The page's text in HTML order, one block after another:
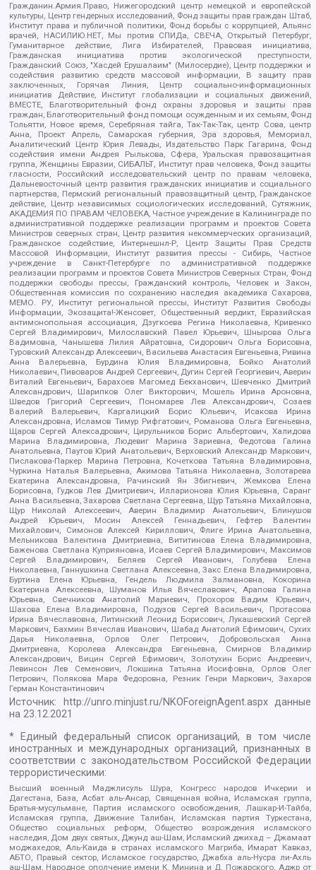
Гражданин.Армия.Право, Нижегородский центр немецкой и европейской
культуры, Центр гендерных исследований, Фонд защиты прав граждан Штаб,
Институт права и публичной политики, Фонд борьбы с коррупцией, Альянс
врачей, НАСИЛИЮ.НЕТ, Мы против СПИДа, СВЕЧА, Открытый Петербург,
Гуманитарное действие, Лига Избирателей, Правовая инициатива,
Гражданская инициатива против экологической преступности,
Гражданский Союз, "Хасдей Ерушалаим" (Милосердие), Центр поддержки и
содействия развитию средств массовой информации, В защиту прав
заключенных, Горячая Линия, Центр социально-информационных
инициатив Действие, Институт глобализации и социальных движений,
ВМЕСТЕ, Благотворительный фонд охраны здоровья и защиты прав
граждан, Благотворительный фонд помощи осужденным и их семьям, Фонд
Тольятти, Новое время, Серебряная тайга, Так-Так-Так, центр Сова, центр
Анна, Проект Апрель, Самарская губерния, Эра здоровья, Мемориал,
Аналитический Центр Юрия Левады, Издательство Парк Гагарина, Фонд
содействия имени Андрея Рылькова, Сфера, Уральская правозащитная
группа, Женщины Евразии, СИБАЛЬТ, Институт прав человека, Фонд защиты
гласности, Российский исследовательский центр по правам человека,
Дальневосточный центр развития гражданских инициатив и социального
партнерства, Пермский региональный правозащитный центр, Гражданское
действие, Центр независимых социологических исследований, Сутяжник,
АКАДЕМИЯ ПО ПРАВАМ ЧЕЛОВЕКА, Частное учреждение в Калининграде по
административной поддержке реализации программ и проектов Совета
Министров северных стран, Центр развития некоммерческих организаций,
Гражданское содействие, Интернешнл-Р, Центр Защиты Прав Средств
Массовой Информации, Институт развития прессы - Сибирь, Частное
учреждение в Санкт-Петербурге по административной поддержке
реализации программ и проектов Совета Министров Северных Стран, Фонд
поддержки свободы прессы, Гражданский контроль, Человек и Закон,
Общественная комиссия по сохранению наследия академика Сахарова,
МЕМО. РУ, Институт региональной прессы, Институт Развития Свободы
Информации, Экозащита!-Женсовет, Общественный вердикт, Евразийская
антимонопольная ассоциация, Дзугкоева Регина Николаевна, Кривенко
Сергей Владимирович, Милославский Павел Юрьевич, Шнырова Ольга
Вадимовна, Чанышева Лилия Айратовна, Сидорович Ольга Борисовна,
Туровский Александр Алексеевич, Васильева Анастасия Евгеньевна, Ривина
Анна Валерьевна, Бурдина Юлия Владимировна, Бойко Анатолий
Николаевич, Пивоваров Андрей Сергеевич, Дугин Сергей Георгиевич, Аверин
Виталий Евгеньевич, Барахоев Магомед Бекханович, Шевченко Дмитрий
Александрович, Шарипков Олег Викторович, Мошель Ирина Ароновна,
Шведов Григорий Сергеевич, Пономарев Лев Александрович, Созаев
Валерий Валерьевич, Каргалицкий Борис Юльевич, Исакова Ирина
Александровна, Исламов Тимур Рифгатович, Романова Ольга Евгеньевна,
Щаров Сергей Алексадрович, Цирульников Борис Альбертович, Халидова
Марина Владимировна, Людевиг Марина Зариевна, Федотова Галина
Анатольевна, Паутов Юрий Анатольевич, Верховский Александр Маркович,
Пислакова-Паркер Марина Петровна, Кочеткова Татьяна Владимировна,
Чуркина Наталья Валерьевна, Акимова Татьяна Николаевна, Золотарева
Екатерина Александровна, Рачинский Ян Збигневич, Жемкова Елена
Борисовна, Гудков Лев Дмитриевич, Илларионова Юлия Юрьевна, Саранг
Анна Васильевна, Захарова Светлана Сергеевна, Щур Татьяна Михайловна,
Щур Николай Алексеевич, Аверин Владимир Анатольевич, Блинушов
Андрей Юрьевич, Мосин Алексей Геннадьевич, Гефтер Валентин
Михайлович, Симонов Алексей Кириллович, Флиге Ирина Анатольевна,
Мельникова Валентина Дмитриевна, Вититинова Елена Владимировна,
Баженова Светлана Куприяновна, Исаев Сергей Владимирович, Максимов
Сергей Владимирович, Беляев Сергей Иванович, Голубева Елена
Николаевна, Ганнушкина Светлана Алексеевна, Закс Елена Владимировна,
Буртина Елена Юрьевна, Гендель Людмила Залмановна, Кокорина
Екатерина Алексеевна, Шуманов Илья Вячеславович, Арапова Галина
Юрьевна, Свечников Анатолий Мариевич, Прохоров Вадим Юрьевич,
Шахова Елена Владимировна, Подузов Сергей Васильевич, Протасова
Ирина Вячеславовна, Литинский Леонид Борисович, Лукашевский Сергей
Маркович, Бахмин Вячеслав Иванович, Шабад Анатолий Ефимович, Сухих
Дарья Николаевна, Орлов Олег Петрович, Добровольская Анна
Дмитриевна, Королева Александра Евгеньевна, Смирнов Владимир
Александрович, Вицин Сергей Ефимович, Золотухин Борис Андреевич,
Левинсон Лев Семенович, Локшина Татьяна Иосифовна, Орлов Олег
Петрович, Полякова Мара Федоровна, Резник Генри Маркович, Захаров
Герман Константинович
Источник: http://unro.minjust.ru/NKOForeignAgent.aspxданные
на23.12.2021
* Единый федеральный список организаций, в том числе
иностранных и международных организаций, признанных в
соответствии с законодательством Российской Федерации
террористическими:
Высший военный Маджлисуль Шура, Конгресс народов Ичкерии и
Дагестана, База, Асбат аль-Ансар, Священная война, Исламская группа,
Братья-мусульмане, Партия исламского освобождения, Лашкар-И-Тайба,
Исламская группа, Движение Талибан, Исламская партия Туркестана,
Общество социальных реформ, Общество возрождения исламского
наследия, Дом двух святых, Джунд аш-Шам, Исламский джихад – Джамаат
моджахедов, Аль-Каида в странах исламского Магриба, Имарат Кавказ,
АБТО, Правый сектор, Исламское государство, Джабха аль-Нусра ли-Ахль
аш-Шам, Народное ополчение имени К. Минина и Д. Пожарского, Аджр от